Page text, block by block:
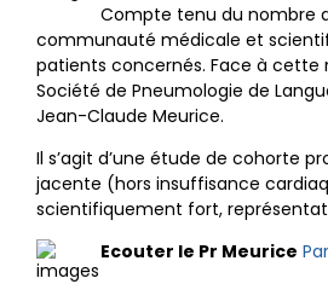
Compte tenu du nombre
communauté médicale et
patients concernés. Face à cette
Société de Pneumologie de
Jean-Claude Meurice.
Il s’agit d’une étude de cohorte
jacente (hors insuffisance
scientifiquement fort,
Ecouter le Pr Meurice